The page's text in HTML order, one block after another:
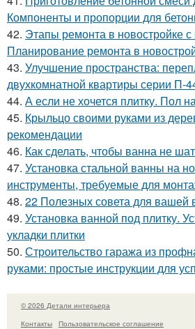
Компоненты и пропорции для
42. Этапы ремонта в новостройке
Планирование ремонта в
43. Улучшение пространства:
двухкомнатной квартиры серии П-
44. А если не хочется плитку. Пол
45. Крыльцо своими руками из
рекомендации
46. Как сделать, чтобы ванна не
47. Установка стальной ванны на
инструменты, требуемые для
48. 22 Полезных совета для вашей
49. Установка ванной под плитку.
укладки плитки
50. Строительство гаража из
руками: простые инструкции для
© 2026 Детали интерьера
Контакты
Пользовательское соглашение